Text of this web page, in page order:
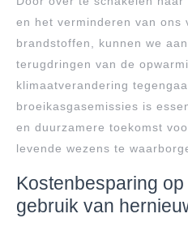
en het verminderen van ons
brandstoffen, kunnen we
terugdringen van de
klimaatverandering
broeikasgasemissies is
en duurzamere toekomst
levende wezens te
Kostenbesparing
gebruik van